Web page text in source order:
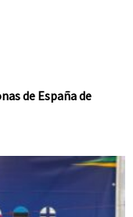
de España de